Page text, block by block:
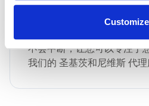
Customize
最快 圣基茨和尼维斯 正
不会中断，让您可以专注于
我们的 圣基茨和尼维斯 代理